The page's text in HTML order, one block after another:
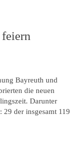
Bayreuth und
die neuen
Darunter
der insgesamt 119